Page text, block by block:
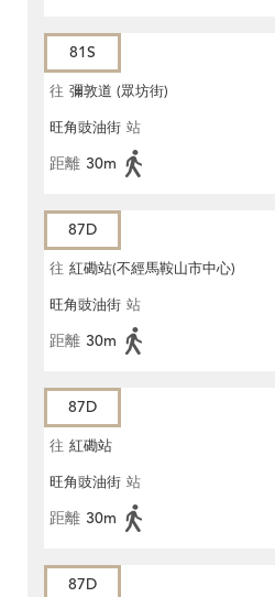
81S
往 彌敦道 (眾坊街)
旺角豉油街 站
距離 30m
87D
往 紅磡站(不經馬鞍山市中心)
旺角豉油街 站
距離 30m
87D
往 紅磡站
旺角豉油街 站
距離 30m
87D